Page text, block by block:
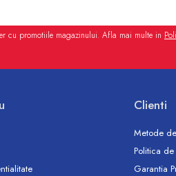
cu promotiile magazinului. Afla mai multe in
Clienti
Metode
Politica de
Garantia